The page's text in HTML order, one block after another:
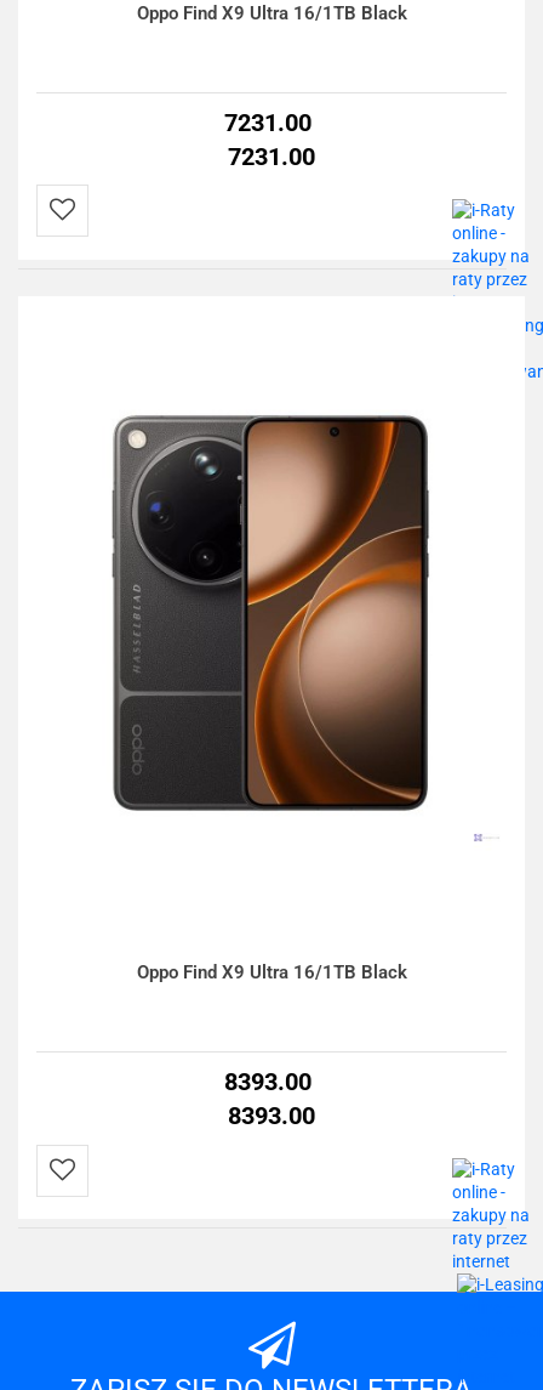
Oppo Find X9 Ultra 16/1TB Black
7231.00
7231.00
Do
Oppo Find X9 Ultra 16/1TB Black
8393.00
8393.00
Do